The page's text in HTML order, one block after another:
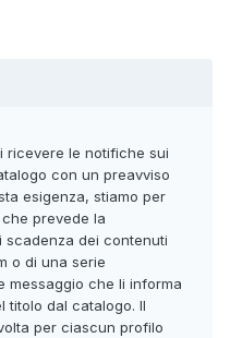
ricevere le notifiche sui
con un preavviso
esigenza, stiamo per
prevede la
scadenza dei contenuti
o di una serie
messaggio che li informa
titolo dal catalogo. Il
per ciascun profilo